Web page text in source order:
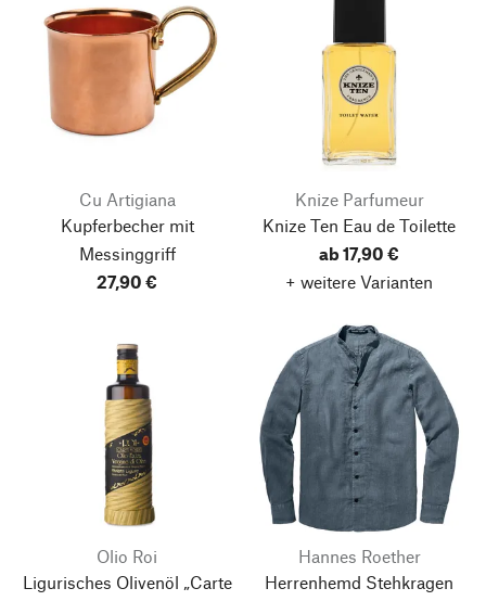
Cu Artigiana
Kupferbecher mit
Messinggriff
27,90 €
Knize Parfumeur
Knize Ten Eau de Toilette
ab 17,90 €
+ weitere Varianten
Olio Roi
Ligurisches Olivenöl „Carte
Hannes Roether
Herrenhemd Stehkragen